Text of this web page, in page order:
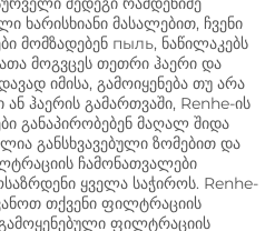
ხარისხიანი მასალებით, ჩვენი
მომზადებენ пыль, ნაწილაკებს
მოგვცეს თეთრი ჰაერი და
იმისა, გამოიყენება თუ არა
ან ჰაერის გამართვაში, Renhe-ის
განაპირობებენ მაღალ შიდა
განსხვავებული ზომებით და
ჩამონათვალები
ყველა საჭიროს. Renhe-
თქვენი ფილტრაციის
ფილტრაციის